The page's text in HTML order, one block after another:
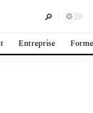
Entreprise Forme